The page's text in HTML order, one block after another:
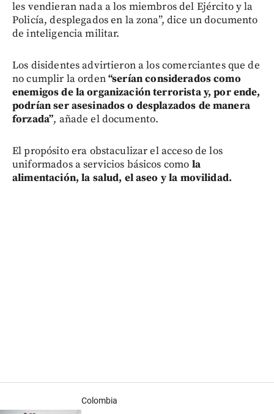
les vendieran nada a los miembros del Ejército y la
Policía, desplegados en la zona”, dice un documento
de inteligencia militar.
Los disidentes advirtieron a los comerciantes que de
no cumplir la orden“serían considerados como
enemigos de la organización terrorista y, por ende,
podrían ser asesinados o desplazados de manera
forzada”, añade el documento.
El propósito era obstaculizar el acceso de los
uniformados a servicios básicos como la
alimentación, la salud, el aseo y la movilidad.
Colombia